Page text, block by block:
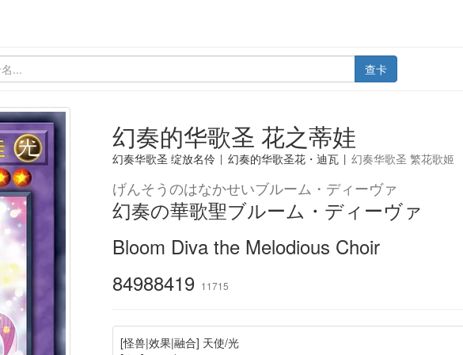
查卡
幻奏的华歌圣 花之蒂娃
幻奏华歌圣 绽放名伶 | 幻奏的华歌圣花・迪瓦 | 幻奏华歌圣 繁花歌姬
げんそうのはなかせいブルーム・ディーヴァ
幻奏の華歌聖ブルーム・ディーヴァ
Bloom Diva the Melodious Choir
84988419 11715
[怪兽|效果|融合] 天使/光